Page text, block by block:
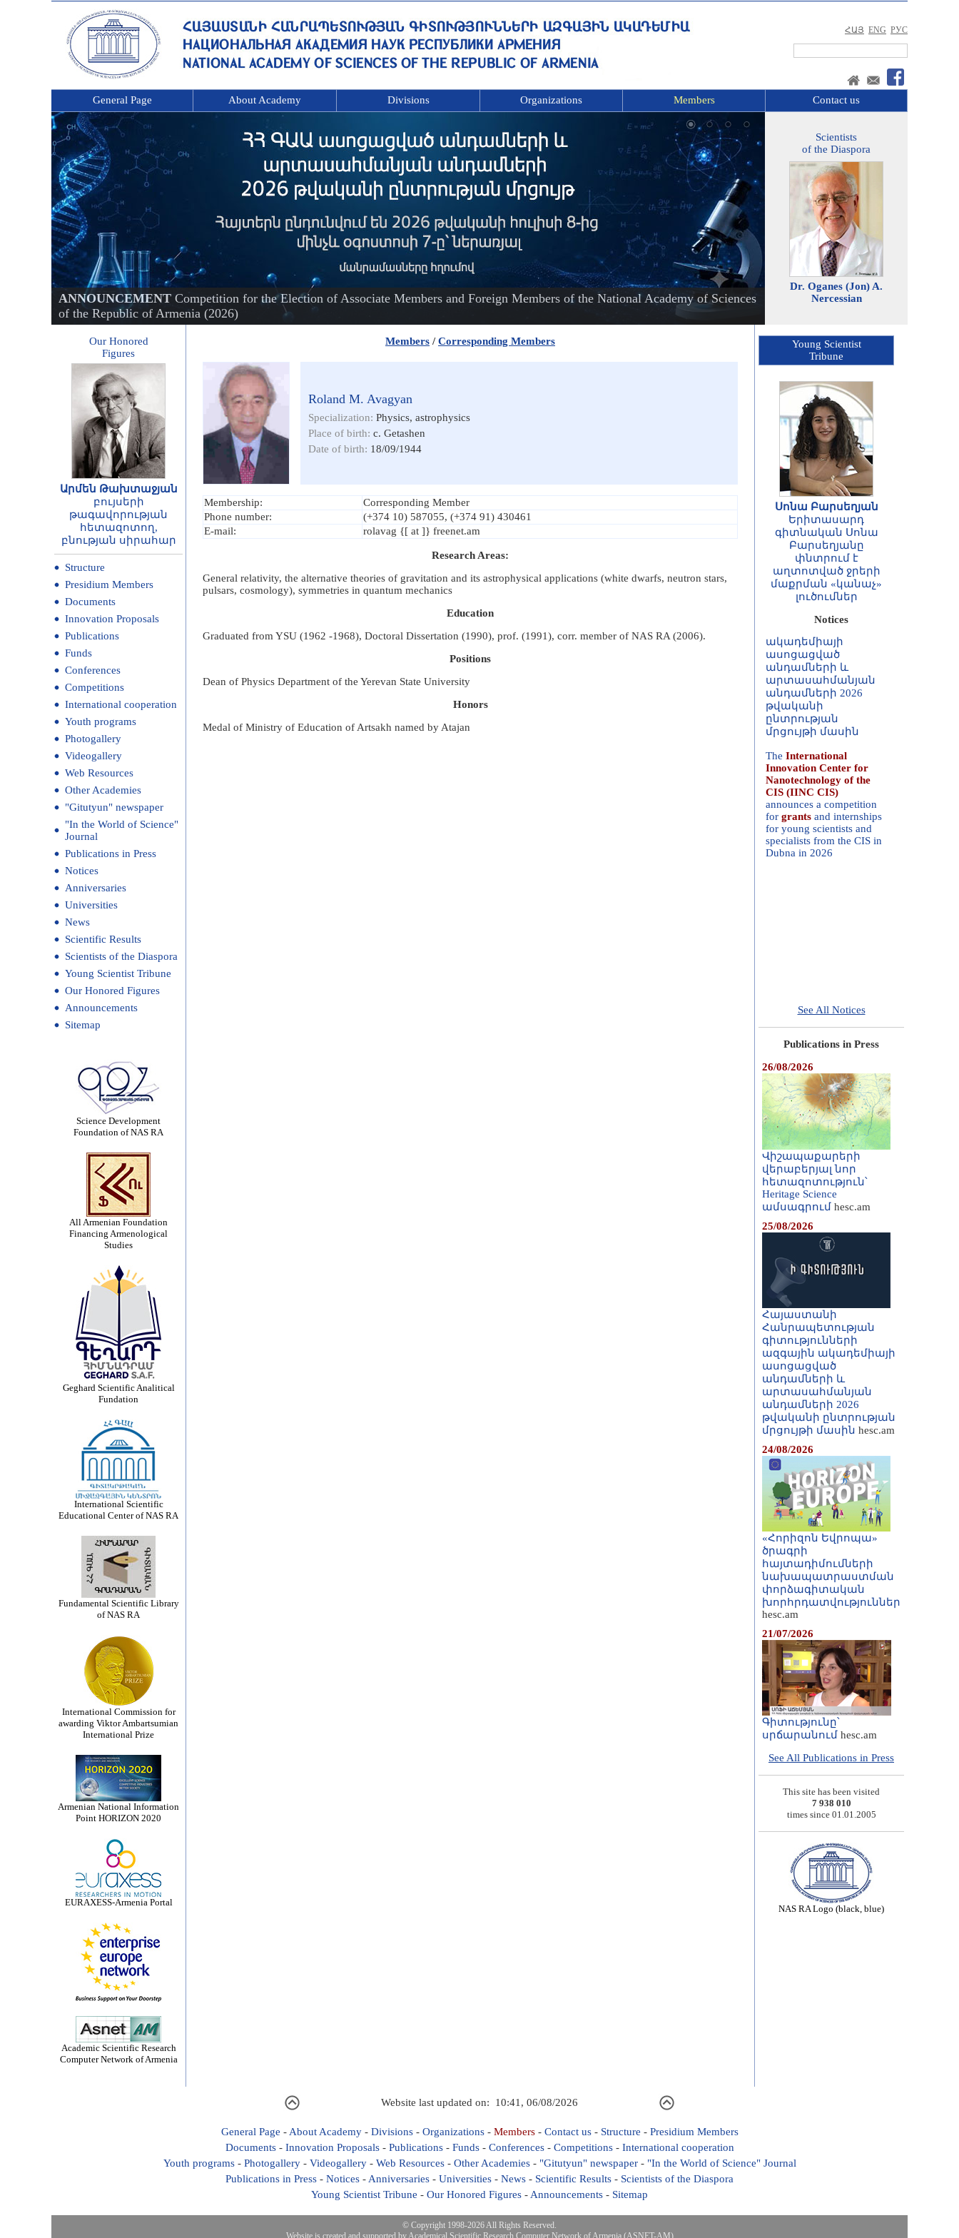
ՀԱՅ ENG РУС
General Page About Academy Divisions Organizations Members Contact us
ANNOUNCEMENT Competition for the Election of Associate Members and Foreign Members of the National Academy of Sciences
of the Republic of Armenia (2026)
Scientists
of the Diaspora
Dr. Oganes (Jon) A.
Nercessian
Our Honored
Figures
Արմեն Թախտաջյան
բույսերի
թագավորության
հետազոտող,
բնության սիրահար
Structure
Presidium Members
Documents
Innovation Proposals
Publications
Funds
Conferences
Competitions
International cooperation
Youth programs
Photogallery
Videogallery
Web Resources
Other Academies
"Gitutyun" newspaper
"In the World of Science"
Journal
Publications in Press
Notices
Anniversaries
Universities
News
Scientific Results
Scientists of the Diaspora
Young Scientist Tribune
Our Honored Figures
Announcements
Sitemap
Science Development
Foundation of NAS RA
All Armenian Foundation
Financing Armenological
Studies
Geghard Scientific Analitical
Fundation
International Scientific
Educational Center of NAS RA
Fundamental Scientific Library
of NAS RA
International Commission for
awarding Viktor Ambartsumian
International Prize
Armenian National Information
Point HORIZON 2020
EURAXESS-Armenia Portal
Academic Scientific Research
Computer Network of Armenia
Members /Corresponding Members
Roland M. Avagyan
Specialization: Physics, astrophysics
Place of birth: c. Getashen
Date of birth: 18/09/1944
Membership:
Corresponding Member
Phone number:
(+374 10) 587055, (+374 91) 430461
E-mail:
rolavag {[ at ]} freenet.am
Research Areas:
General relativity, the alternative theories of gravitation and its astrophysical applications (white dwarfs, neutron stars,
pulsars, cosmology), symmetries in quantum mechanics
Education
Graduated from YSU (1962 -1968), Doctoral Dissertation (1990), prof. (1991), corr. member of NAS RA (2006).
Positions
Dean of Physics Department of the Yerevan State University
Honors
Medal of Ministry of Education of Artsakh named by Atajan
Young Scientist
Tribune
Սոնա Բարսեղյան
Երիտասարդ
գիտնական Սոնա
Բարսեղյանը
փնտրում է
աղտոտված ջրերի
մաքրման «կանաչ»
լուծումներ
Notices
ՀԱՅՏԱՐԱՐՈՒԹՅՈՒՆ
Հայաստանի
Հանրապետության
գիտությունների
ակադեմիայի
ասոցացված
անդամների և
արտասահմանյան
անդամների 2026
թվականի
ընտրության
մրցույթի մասին
TheInternational
Nanotechnology of the
CIS (IINC CIS)
announces a competition
forgrantsand internships
for young scientists and
specialists from the CIS in
Dubna in 2026
See All Notices
Publications in Press
26/08/2026
Վիշապաքարերի
վերաբերյալ նոր
հետազոտություն՝
Heritage Science
ամսագրում hesc.am
25/08/2026
Հայաստանի
Հանրապետության
գիտությունների
ազգային ակադեմիայի
ասոցացված
անդամների և
արտասահմանյան
անդամների 2026
թվականի ընտրության
մրցույթի մասին hesc.am
24/08/2026
«Հորիզոն Եվրոպա»
ծրագրի
հայտադիմումների
նախապատրաստման
փորձագիտական
խորհրդատվություններ
hesc.am
21/07/2026
Գիտությունը՝
սրճարանում hesc.am
See All Publications in Press
This site has been visited
7 938 010
times since 01.01.2005
NAS RA Logo (black, blue)
Website last updated on: 10:41, 06/08/2026
General Page - About Academy- Divisions- Organizations- Members- Contact us- Structure - Presidium Members
Documents- Innovation Proposals- Publications- Funds- Conferences- Competitions- International cooperation
Youth programs- Photogallery- Videogallery- Web Resources- Other Academies- "Gitutyun" newspaper- "In the World of Science" Journal
Publications in Press - Notices - Anniversaries - Universities - News - Scientific Results - Scientists of the Diaspora
Young Scientist Tribune - Our Honored Figures - Announcements - Sitemap
© Copyright 1998-2026 All Rights Reserved.
Website is created and supported by Academical Scientific Research Computer Network of Armenia (ASNET-AM)